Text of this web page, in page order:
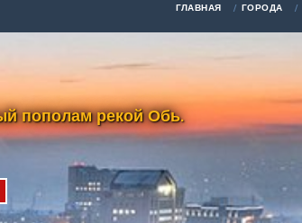
ГЛАВНАЯ ГОРОДА
пополам рекой Обь.